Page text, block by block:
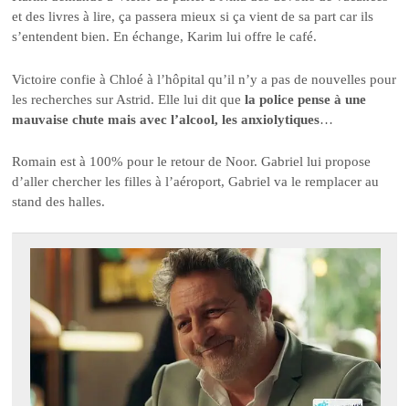
et des livres à lire, ça passera mieux si ça vient de sa part car ils
s’entendent bien. En échange, Karim lui offre le café.
Victoire confie à Chloé à l’hôpital qu’il n’y a pas de nouvelles pour
les recherches sur Astrid. Elle lui dit quela police pense à une
mauvaise chute mais avec l’alcool, les anxiolytiques…
Romain est à 100% pour le retour de Noor. Gabriel lui propose
d’aller chercher les filles à l’aéroport, Gabriel va le remplacer au
stand des halles.